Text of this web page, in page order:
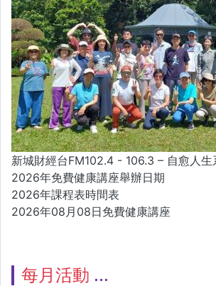
新城財經台FM102.4 - 106.3 – 自愈人生
2026年免費健康講座舉辦日期
2026年課程表時間表
2026年08月08日免費健康講座
每月活動